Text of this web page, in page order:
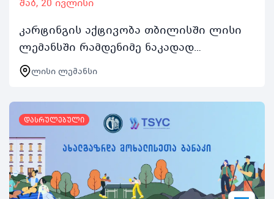
კარტინგის აქტივობა თბილისში ლისი
ლემანსში რამდენიმე ნაკადად
წარიმართება და ასობით ახალგაზრდას
მისცემს შესაძლებლობას დაკავდეს
არამხოლოდ კარტინგით არამე…
ლისი ლემანსი
დასრულებული